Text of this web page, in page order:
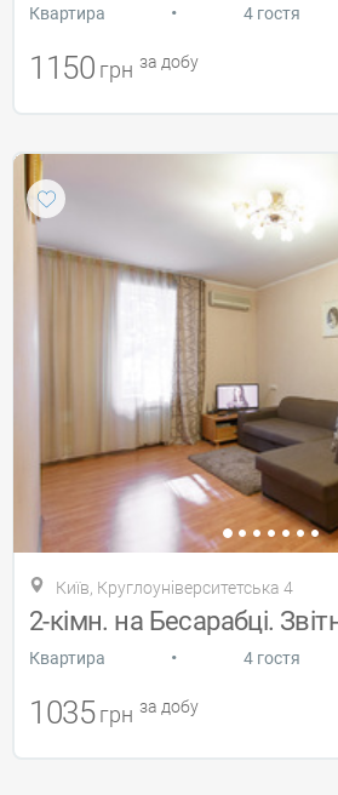
Квартира • 4 гостя
1150 грн за добу
Київ, Круглоуніверситетська 4
2-кімн. на Бесарабці.
Квартира • 4 гостя
1035 грн за добу